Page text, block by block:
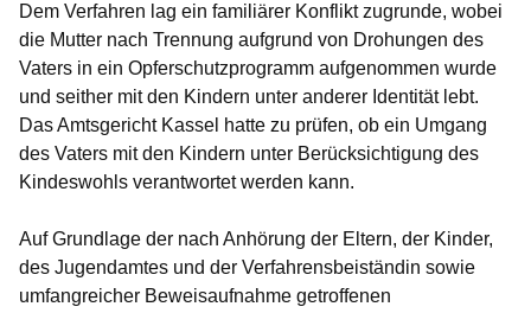
Dem Verfahren lag ein familiärer Konflikt zugrunde, wobei
die Mutter nach Trennung aufgrund von Drohungen des
Vaters in ein Opferschutzprogramm aufgenommen wurde
und seither mit den Kindern unter anderer Identität lebt.
Das Amtsgericht Kassel hatte zu prüfen, ob ein Umgang
des Vaters mit den Kindern unter Berücksichtigung des
Kindeswohls verantwortet werden kann.
Auf Grundlage der nach Anhörung der Eltern, der Kinder,
des Jugendamtes und der Verfahrensbeiständin sowie
umfangreicher Beweisaufnahme getroffenen